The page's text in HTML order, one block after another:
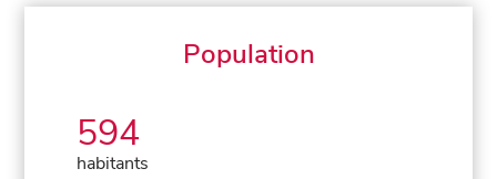
Population
594
habitants